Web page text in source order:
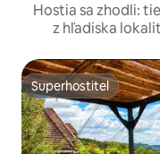
Hostia sa zhodli:
z hľadiska
Superhostiteľ
Superhostiteľ